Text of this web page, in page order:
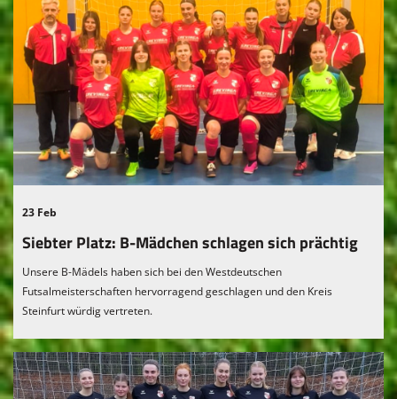
23 Feb
Siebter Platz: B-Mädchen schlagen sich prächtig
Unsere B-Mädels haben sich bei den Westdeutschen
Futsalmeisterschaften hervorragend geschlagen und den Kreis
Steinfurt würdig vertreten.